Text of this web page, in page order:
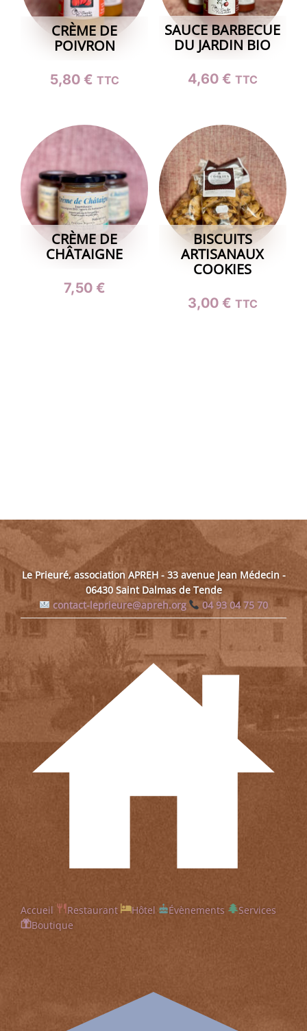
CRÈME DE
POIVRON
5,80 € TTC
SAUCE BARBECUE
DU JARDIN BIO
4,60 € TTC
CRÈME DE
CHÂTAIGNE
7,50 €
BISCUITS
ARTISANAUX
COOKIES
3,00 € TTC
Le Prieuré, association APREH - 33 avenue Jean Médecin -
06430 Saint Dalmas de Tende
contact-leprieure@apreh.org
04 93 04 75 70
Accueil Restaurant Hôtel Évènements
Services
Boutique